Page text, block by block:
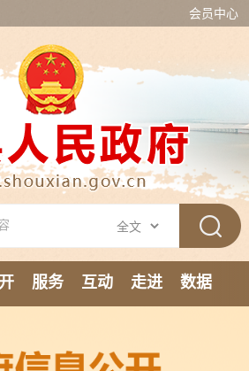
会员中心
服务 互动 走进
数据